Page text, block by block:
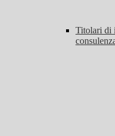
Titolari di